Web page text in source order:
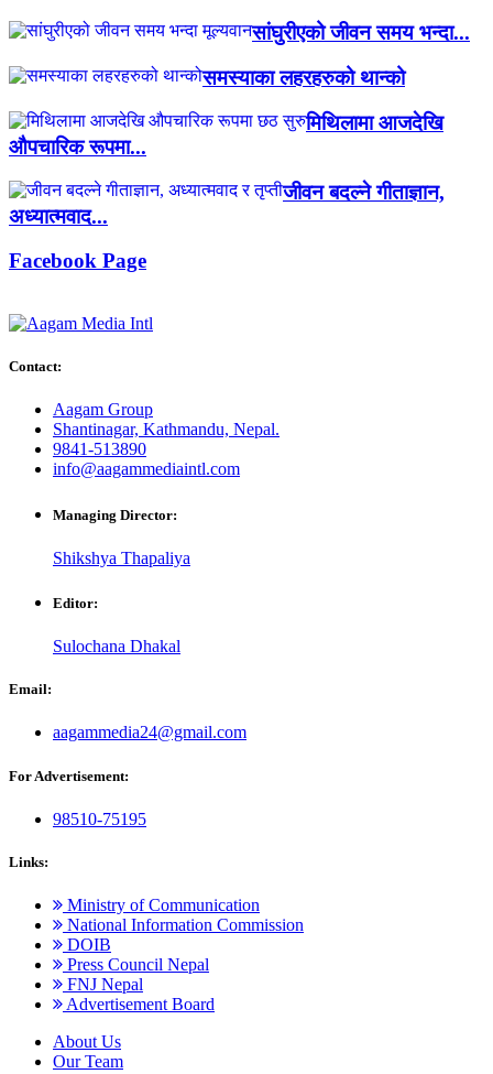
सांघुरीएको जीवन समय भन्दा...
समस्याका लहरहरुको थान्को
मिथिलामा आजदेखि
औपचारिक रूपमा...
जीवन बदल्ने गीताज्ञान,
अध्यात्मवाद...
Facebook Page
Contact:
Aagam Group
Shantinagar, Kathmandu, Nepal.
9841-513890
info@aagammediaintl.com
Managing Director:
Shikshya Thapaliya
Editor:
Sulochana Dhakal
Email:
aagammedia24@gmail.com
For Advertisement:
98510-75195
Links:
Ministry of Communication
National Information Commission
DOIB
Press Council Nepal
FNJ Nepal
Advertisement Board
About Us
Our Team